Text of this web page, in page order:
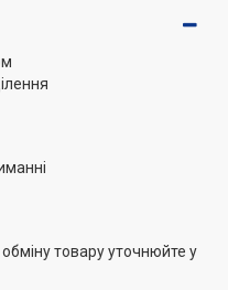
для приготування
Поверхня Interline HGG
а вбудований у
швидко та легко їх
товару уточнюйте у